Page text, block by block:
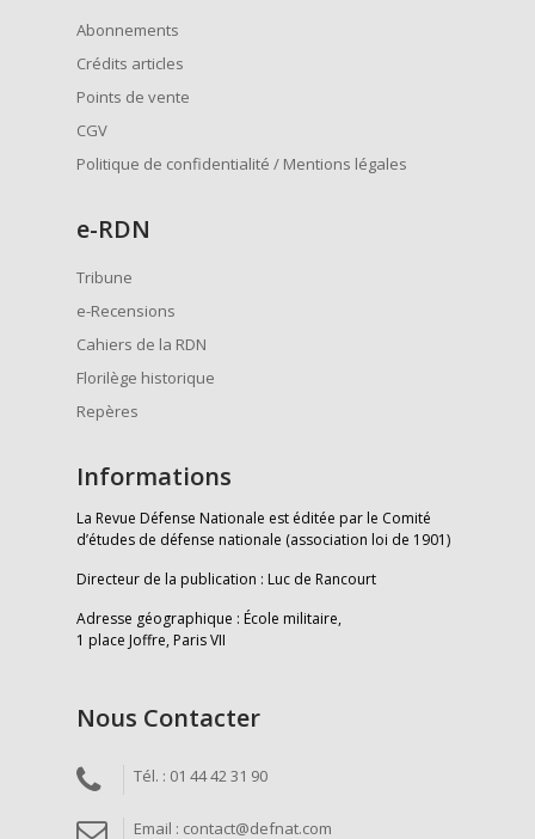
Abonnements
Crédits articles
Points de vente
CGV
Politique de confidentialité / Mentions légales
e-RDN
Tribune
e-Recensions
Cahiers de la RDN
Florilège historique
Repères
Informations
La Revue Défense Nationale est éditée par le Comité
d’études de défense nationale (association loi de 1901)
Directeur de la publication : Luc de Rancourt
Adresse géographique : École militaire,
1 place Joffre, Paris VII
Nous Contacter
Tél. : 01 44 42 31 90
Email : contact@defnat.com